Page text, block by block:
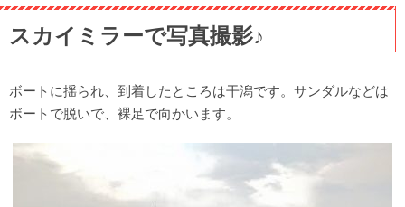
スカイミラーで写真撮影♪
ボートに揺られ、到着したところは干潟です。サンダルなどは
ボートで脱いで、裸足で向かいます。